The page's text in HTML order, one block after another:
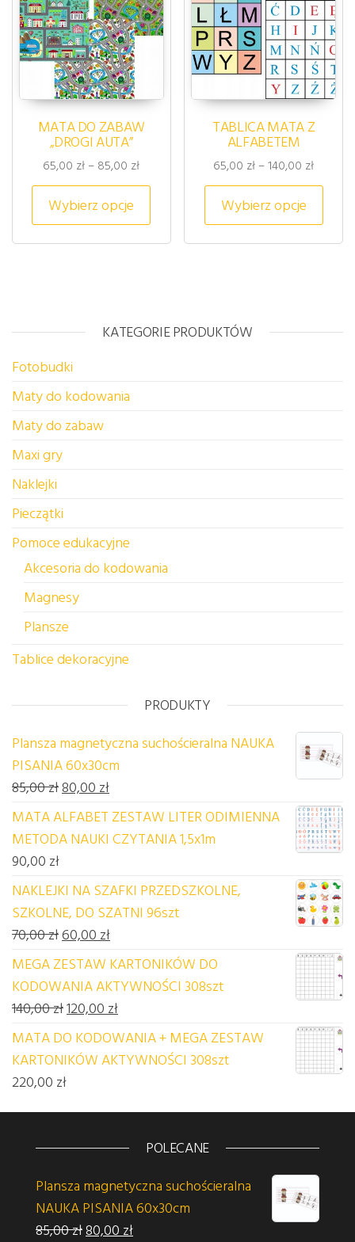
MATA DO ZABAW
„DROGI AUTA”
65,00 zł – 85,00 złZakres cen: od 65,00 zł do 85,00 zł
Wybierz opcje
Ten produkt ma wiele
TABLICA MATA Z
ALFABETEM
65,00 zł –140,00 złZakres
Wybierz opcje
Ten
KATEGORIE PRODUKTÓW
Fotobudki
Maty do kodowania
Maty do zabaw
Maxi gry
Naklejki
Pieczątki
Pomoce edukacyjne
Akcesoria do kodowania
Magnesy
Plansze
Tablice dekoracyjne
PRODUKTY
Plansza magnetyczna suchościeralna NAUKA
PISANIA 60x30cm
85,00złPierwotna cena wynosiła: 85,00 zł.
80,00złAktualna cena wynosi: 80,00 zł.
MATA ALFABET ZESTAW LITER ODIMIENNA
METODA NAUKI CZYTANIA 1,5x1m
90,00 zł
NAKLEJKI NA SZAFKI PRZEDSZKOLNE,
SZKOLNE, DO SZATNI 96szt
70,00złPierwotna cena wynosiła: 70,00 zł.
60,00złAktualna cena wynosi: 60,00 zł.
MEGA ZESTAW KARTONIKÓW DO
KODOWANIA AKTYWNOŚCI 308szt
140,00złPierwotna cena wynosiła: 140,00 zł.
120,00złAktualna cena wynosi: 120,00 zł.
MATA DO KODOWANIA + MEGA ZESTAW
KARTONIKÓW AKTYWNOŚCI 308szt
220,00 zł
POLECANE
Plansza magnetyczna suchościeralna
NAUKA PISANIA 60x30cm
85,00złPierwotna cena wynosiła: 85,00 zł.
80,00złAktualna cena wynosi: 80,00 zł.